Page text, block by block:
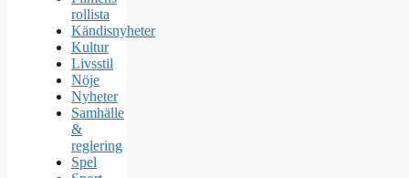
rollista
Kändisnyheter
Kultur
Livsstil
Nöje
Nyheter
Samhälle
&
reglering
Spel